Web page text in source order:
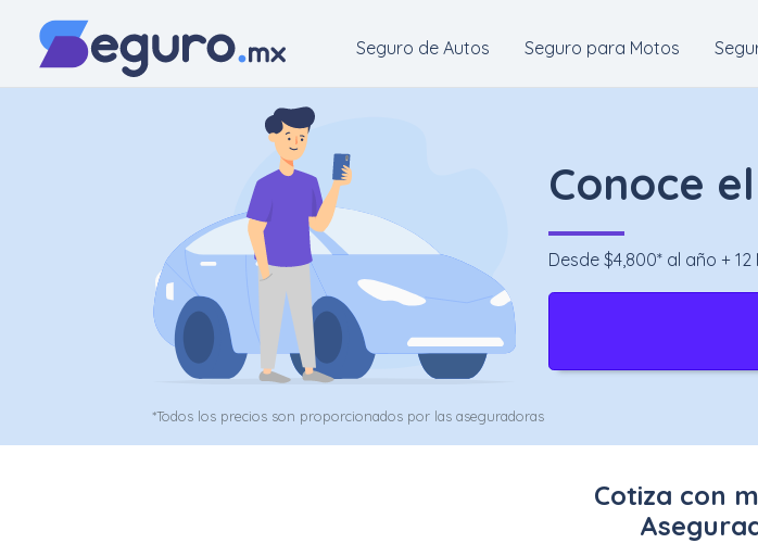
Seguro de Autos Seguro para Motos
Conoce
Desde $4,800* al año + 12
*Todos los precios son proporcionados por las aseguradoras
Cotiza con